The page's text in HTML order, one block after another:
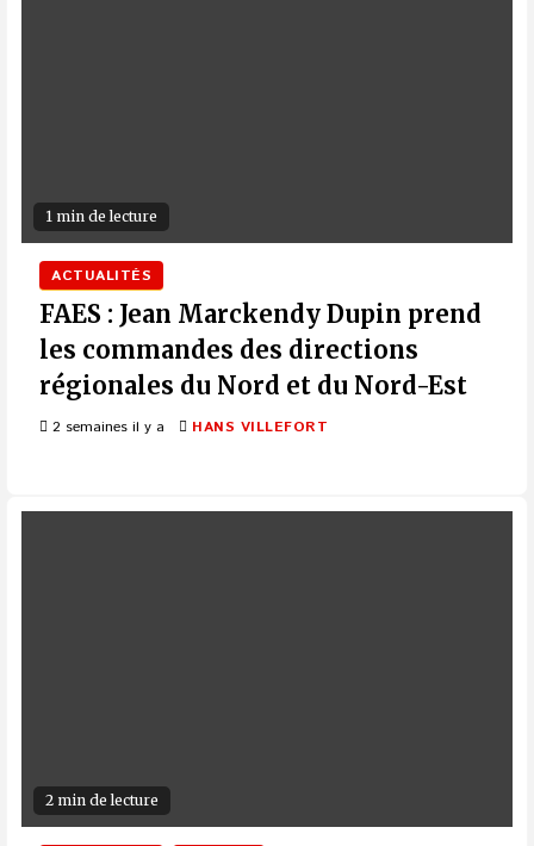
1 min de lecture
ACTUALITÉS
FAES : Jean Marckendy Dupin prend
les commandes des directions
régionales du Nord et du Nord-Est
2 semaines il y a HANS VILLEFORT
2 min de lecture